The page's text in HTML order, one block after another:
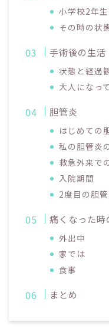
小学校2年
その時の状
手術後の生活
状態と経過
大人になって
胆管炎
はじめての
私の胆管炎
救急外来で
入院期間
2度目の胆
痛くなった時
外出中
家では
食事
まとめ